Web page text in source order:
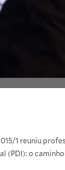
1 reuniu
(PDI): o